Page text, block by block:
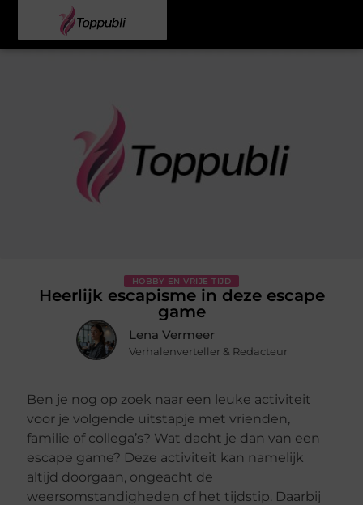
HOBBY EN VRIJE TIJD
Heerlijk escapisme in deze escape
game
Lena Vermeer
Verhalenverteller & Redacteur
Ben je nog op zoek naar een leuke activiteit
voor je volgende uitstapje met vrienden,
familie of collega’s? Wat dacht je dan van een
escape game? Deze activiteit kan namelijk
altijd doorgaan, ongeacht de
weersomstandigheden of het tijdstip. Daarbij